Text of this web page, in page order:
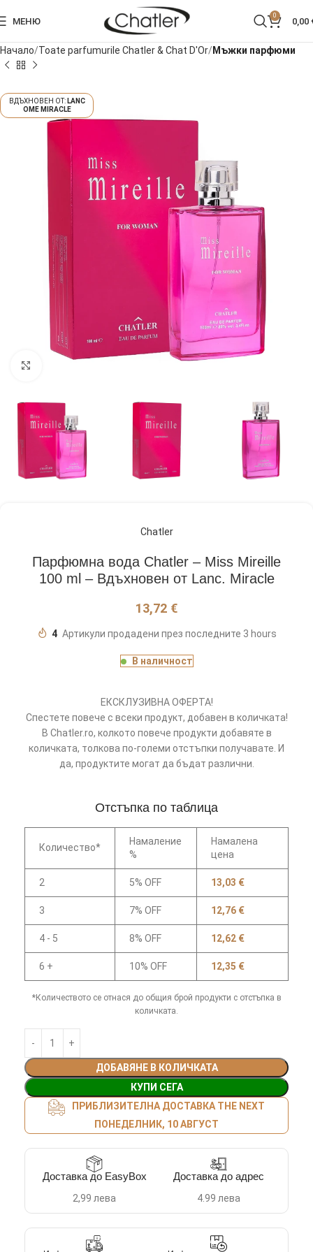
МЕНЮ
0
0,00
Начало Toate parfumurile Chatler & Chat D'Or Мъжки парфюми
LANC
OME MIRACLE
Chatler
Парфюмна вода Chatler – Miss Mireille
100 ml – Вдъхновен от Lanc. Miracle
13,72 €
4 Артикули продадени през последните 3 hours
В наличност
ЕКСКЛУЗИВНА ОФЕРТА!
Спестете повече с всеки продукт, добавен в количката!
В Chatler.ro, колкото повече продукти добавяте в
количката, толкова по-големи отстъпки получавате. И
да, продуктите могат да бъдат различни.
Отстъпка по таблица
Количество*
Намаление
%
Намалена
цена
2 5% OFF 13,03 €
3 7% OFF 12,76 €
4 - 5 8% OFF 12,62 €
6 + 10% OFF 12,35 €
*Количеството се отнася до общия брой продукти с отстъпка в
количката.
ДОБАВЯНЕ В КОЛИЧКАТА
КУПИ СЕГА
ПРИБЛИЗИТЕЛНА ДОСТАВКА THE NEXT
ПОНЕДЕЛНИК, 10 АВГУСТ
Доставка до EasyBox
2,99 лева
Доставка до адрес
4.99 лева